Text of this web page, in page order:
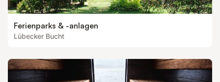
Ferienparks & -anlagen
Lübecker Bucht